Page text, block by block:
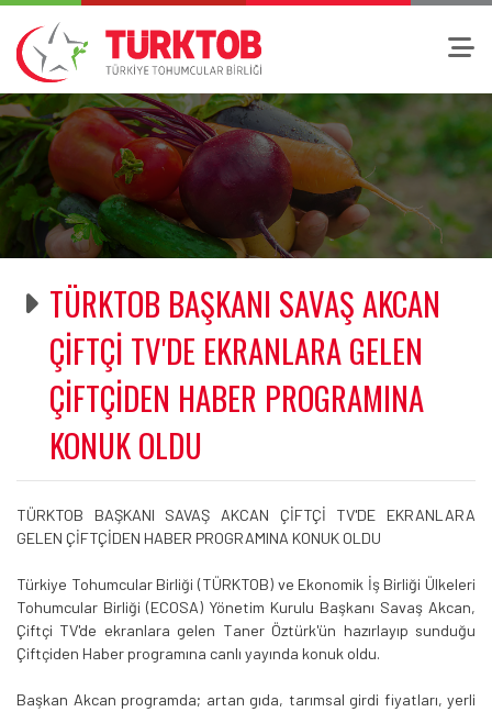
TÜRKTOB BAŞKANI SAVAŞ AKCAN
ÇİFTÇİ TV'DE EKRANLARA GELEN
ÇİFTÇİDEN HABER PROGRAMINA
KONUK OLDU
TÜRKTOB BAŞKANI SAVAŞ AKCAN ÇİFTÇİ TV'DE EKRANLARA
GELEN ÇİFTÇİDEN HABER PROGRAMINA KONUK OLDU
Türkiye Tohumcular Birliği (TÜRKTOB) ve Ekonomik İş Birliği Ülkeleri
Tohumcular Birliği (ECOSA) Yönetim Kurulu Başkanı Savaş Akcan,
Çiftçi TV'de ekranlara gelen Taner Öztürk'ün hazırlayıp sunduğu
Çiftçiden Haber programına canlı yayında konuk oldu.
Başkan Akcan programda; artan gıda, tarımsal girdi fiyatları, yerli